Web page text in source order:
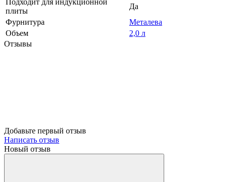
плиты
Да
Фурнитура
Металева
Объем
2,0 л
Отзывы
Добавьте первый отзыв
Написать отзыв
Новый отзыв